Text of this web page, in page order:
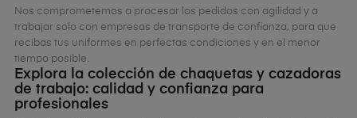
Nos comprometemos a procesar los pedidos con agilidad y a
trabajar solo con empresas de transporte de confianza, para que
recibas tus uniformes en perfectas condiciones y en el menor
tiempo posible.
Explora la colección de chaquetas y cazadoras
de trabajo: calidad y confianza para
profesionales